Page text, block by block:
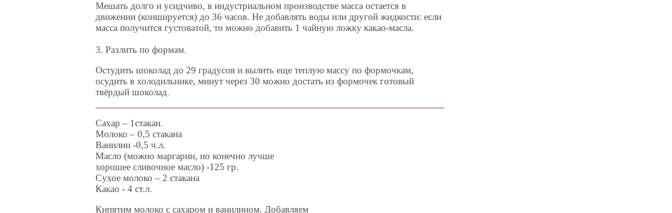
Мешать долго и усидчиво, в индустриальном производстве масса остается в
движении (коншируется) до 36 часов. Не добавлять воды или другой жидкости: если
масса получится густоватой, то можно добавить 1 чайную ложку какао-масла.
3. Разлить по формам.
Остудить шоколад до 29 градусов и вылить еще теплую массу по формочкам,
осудить в холодильнике, минут через 30 можно достать из формочек готовый
твёрдый шоколад.
Сахар – 1стакан.
Молоко – 0,5 стакана
Ванилин -0,5 ч.л.
Масло (можно маргарин, но конечно лучше
хорошее сливочное масло) -125 гр.
Сухое молоко – 2 стакана
Какао - 4 ст.л.
Кипятим молоко с сахаром и ванилином. Добавляем